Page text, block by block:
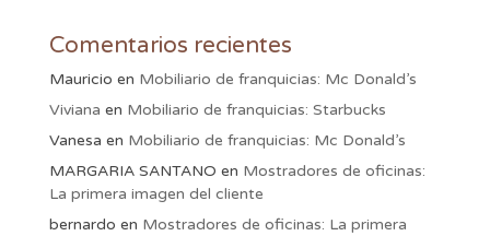
Comentarios recientes
Mauricio en Mobiliario de franquicias: Mc Donald’s
Viviana en Mobiliario de franquicias: Starbucks
Vanesa en Mobiliario de franquicias: Mc Donald’s
MARGARIA SANTANO en Mostradores de oficinas:
La primera imagen del cliente
bernardo en Mostradores de oficinas: La primera